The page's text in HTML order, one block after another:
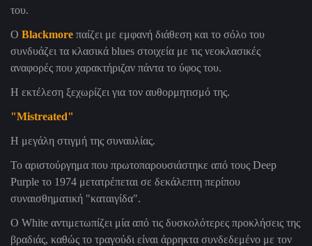
του.
Ο Blackmore παίζει με εμφανή διάθεση και το σόλο του
συνδυάζει τα κλασικά blues στοιχεία με τις νεοκλασικές
αναφορές που χαρακτήριζαν πάντα το ύφος του.
Η εκτέλεση ξεχωρίζει για τον αυθορμητισμό της.
"Mistreated"
Η μεγάλη στιγμή της συναυλίας.
Το αριστούργημα που πρωτοπαρουσιάστηκε από τους Deep
Purple το 1974 μετατρέπεται σε δεκάλεπτη περίπου
συναισθηματική "καταιγίδα".
Ο White αντιμετωπίζει μία από τις δυσκολότερες προκλήσεις της
βραδιάς, καθώς το τραγούδι είναι άρρηκτα συνδεδεμένο με τον